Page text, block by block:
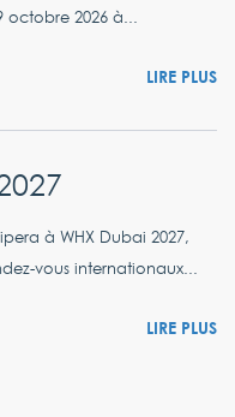
octobre 2026 à...
LIRE PLUS
à WHX Dubai 2027,
vous internationaux...
LIRE PLUS